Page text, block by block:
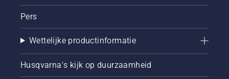
Pers
Wettelijke productinformatie
Husqvarna's kijk op duurzaamheid